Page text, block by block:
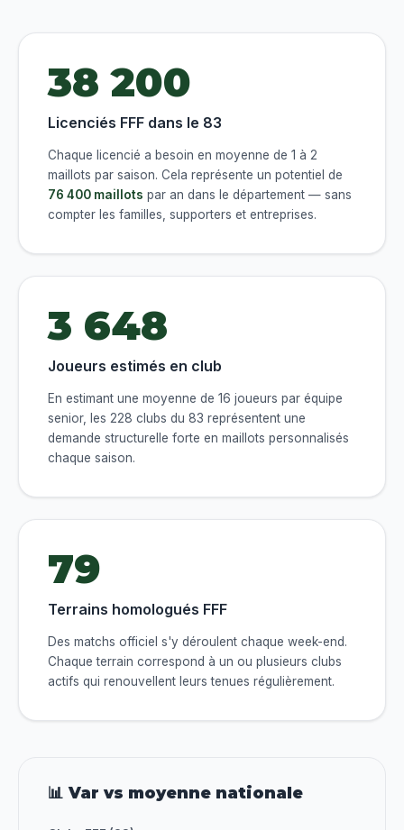
38 200
Licenciés FFF dans le 83
Chaque licencié a besoin en moyenne de 1 à 2
maillots par saison. Cela représente un potentiel de
76 400 maillots par an dans le département — sans
compter les familles, supporters et entreprises.
3 648
Joueurs estimés en club
En estimant une moyenne de 16 joueurs par équipe
senior, les 228 clubs du 83 représentent une
demande structurelle forte en maillots personnalisés
chaque saison.
79
Terrains homologués FFF
Des matchs officiel s'y déroulent chaque week-end.
Chaque terrain correspond à un ou plusieurs clubs
actifs qui renouvellent leurs tenues régulièrement.
📊 Var vs moyenne nationale